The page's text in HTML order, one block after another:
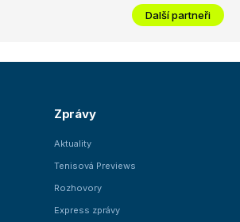
Další partneři
Zprávy
Aktuality
Tenisová Previews
Rozhovory
Express zprávy